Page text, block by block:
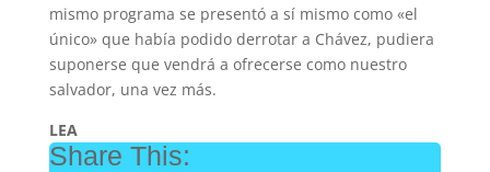
mismo programa se presentó a sí mismo como «el
único» que había podido derrotar a Chávez, pudiera
suponerse que vendrá a ofrecerse como nuestro
salvador, una vez más.
LEA
Share This: